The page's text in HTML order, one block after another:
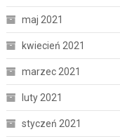
maj 2021
kwiecień 2021
marzec 2021
luty 2021
styczeń 2021